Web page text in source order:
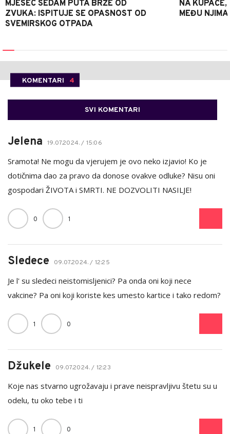
MJESEC SEDAM PUTA BRŽE OD
ZVUKA: ISPITUJE SE OPASNOST OD
SVEMIRSKOG OTPADA
NA
MEĐU NJIMA
KOMENTARI 4
SVI KOMENTARI
Jelena 19.07.2024. / 15:06
Sramota! Ne mogu da vjerujem je ovo neko izjavio! Ko je
dotičnima dao za pravo da donose ovakve odluke? Nisu oni
gospodari ŽIVOTA i SMRTI. NE DOZVOLITI NASILJE!
0 1
Sledece 09.07.2024. / 12:25
Je l' su sledeci neistomisljenici? Pa onda oni koji nece
vakcine? Pa oni koji koriste kes umesto kartice i tako redom?
1 0
Džukele 09.07.2024. / 12:23
Koje nas stvarno ugrožavaju i prave neispravljivu štetu su u
odelu, tu oko tebe i ti
1 0